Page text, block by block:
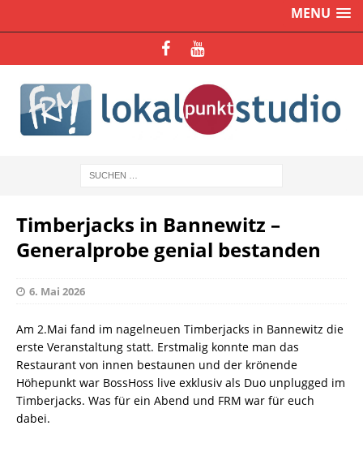
MENU
Timberjacks in Bannewitz –
Generalprobe genial bestanden
6. Mai 2026
Am 2.Mai fand im nagelneuen Timberjacks in Bannewitz die
erste Veranstaltung statt. Erstmalig konnte man das
Restaurant von innen bestaunen und der krönende
Höhepunkt war BossHoss live exklusiv als Duo unplugged im
Timberjacks. Was für ein Abend und FRM war für euch
dabei.